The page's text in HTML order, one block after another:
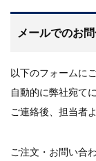
メールでのお
以下のフォームに
自動的に弊社宛て
ご連絡後、担当者
ご注文・お問い合